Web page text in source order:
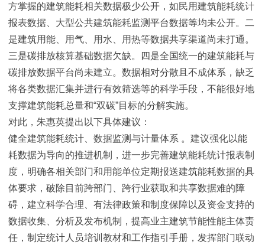
方掌握的建筑能耗相关数据极少公开，如民用建筑能耗统计
报表数据、大型公共建筑能耗监测平台数据等均未公开。二
是建筑用能、用气、用水、用热等数据共享渠道尚未打通。
三是碳排放核算基础数据欠缺。四是全国统一的建筑能耗与
碳排放数据平台尚未建立。数据相对分散且不成体系，缺乏
将各类数据汇集并进行有效筛选等的科学手段，不能很好地
支撑建筑能耗总量和“双碳”目标的分解实施。
对此，朱惠英提出以下具体建议：
健全建筑能耗统计、数据监测与计量体系 。建议强化以能
耗数据为导向的推进机制，进一步完善建筑能耗统计报表制
度，明确各相关部门和用能单位定期报送建筑能耗数据的具
体要求，破除目前跨部门、跨行业获取和共享数据难的障
碍，建立科学合理、有法律政策和制度保障以及资金支持的
数据收集、分析及发布机制，提高业主建筑节能性能主体责
任，制定统计人员培训教材和工作指引手册，发挥部门联动